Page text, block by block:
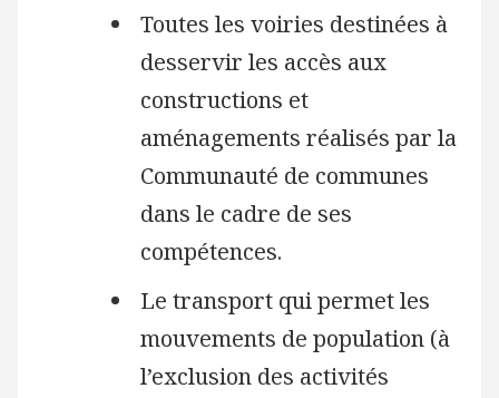
Toutes les voiries destinées à
desservir les accès aux
constructions et
aménagements réalisés par la
Communauté de communes
dans le cadre de ses
compétences.
Le transport qui permet les
mouvements de population (à
l’exclusion des activités